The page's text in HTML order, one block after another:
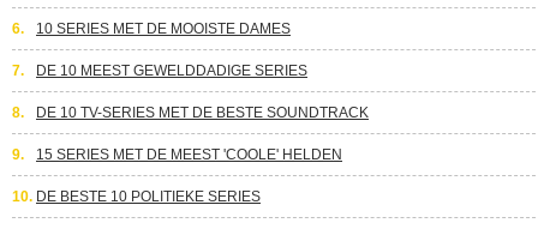
6. 10 SERIES MET DE MOOISTE DAMES
7. DE 10 MEEST GEWELDDADIGE SERIES
8. DE 10 TV-SERIES MET DE BESTE SOUNDTRACK
9. 15 SERIES MET DE MEEST 'COOLE' HELDEN
10. DE BESTE 10 POLITIEKE SERIES